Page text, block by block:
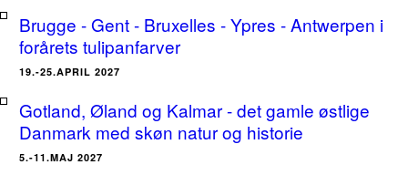
Brugge - Gent - Bruxelles - Ypres - Antwerpen i
forårets tulipanfarver
19.-25.APRIL 2027
Gotland, Øland og Kalmar - det gamle østlige
Danmark med skøn natur og historie
5.-11.MAJ 2027